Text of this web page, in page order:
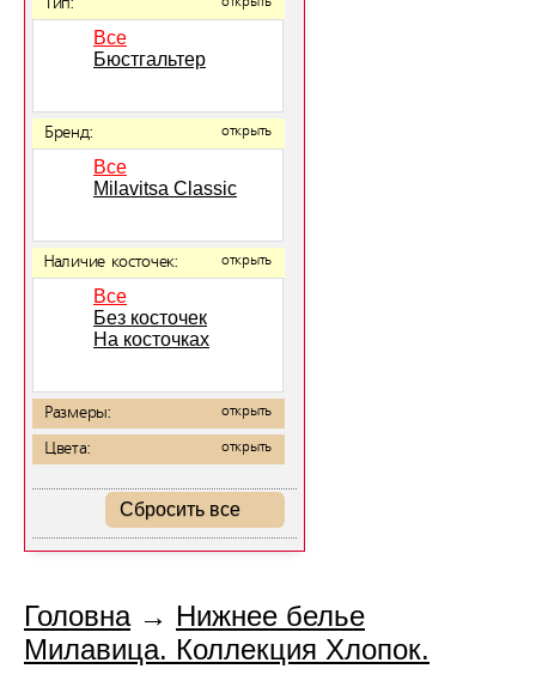
Тип:
Все
Бюстгальтер
Бренд: открыть
Все
Milavitsa Classic
Наличие косточек: открыть
Все
Без косточек
На косточках
Размеры: открыть
Цвета: открыть
Сбросить все
Головна→ Нижнее белье
Милавица. Коллекция Хлопок.